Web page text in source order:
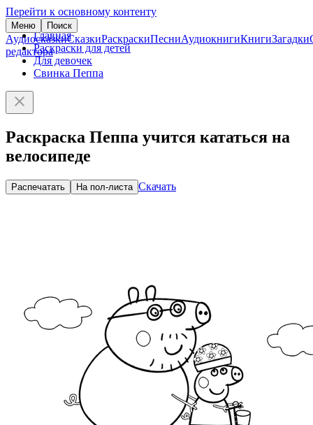
Перейти к основному контенту
Меню Поиск
АудиосказкиСказкиРаскраскиПесниАудиокнигиКнигиЗагадки
редактора
Главная
Раскраски для детей
Для девочек
Свинка Пеппа
Раскраска Пеппа учится кататься на
велосипеде
Распечатать На пол-листа Скачать